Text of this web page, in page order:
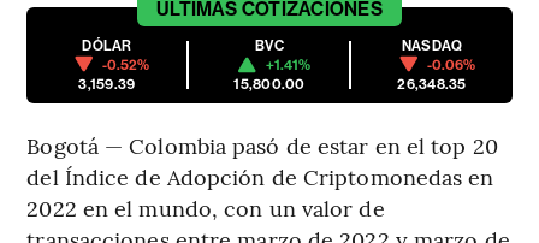
ÚLTIMAS COTIZACIONES
DÓLAR
-0.52%
3,159.39
BVC
+1.41%
15,800.00
NASDAQ
-0.06%
26,348.35
Bogotá — Colombia pasó de estar en el top 20
del Índice de Adopción de Criptomonedas en
2022 en el mundo, con un valor de